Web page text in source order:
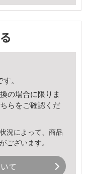
。
の場合に限りま
ら をご確認くだ
況によって、商品
ございます。
て